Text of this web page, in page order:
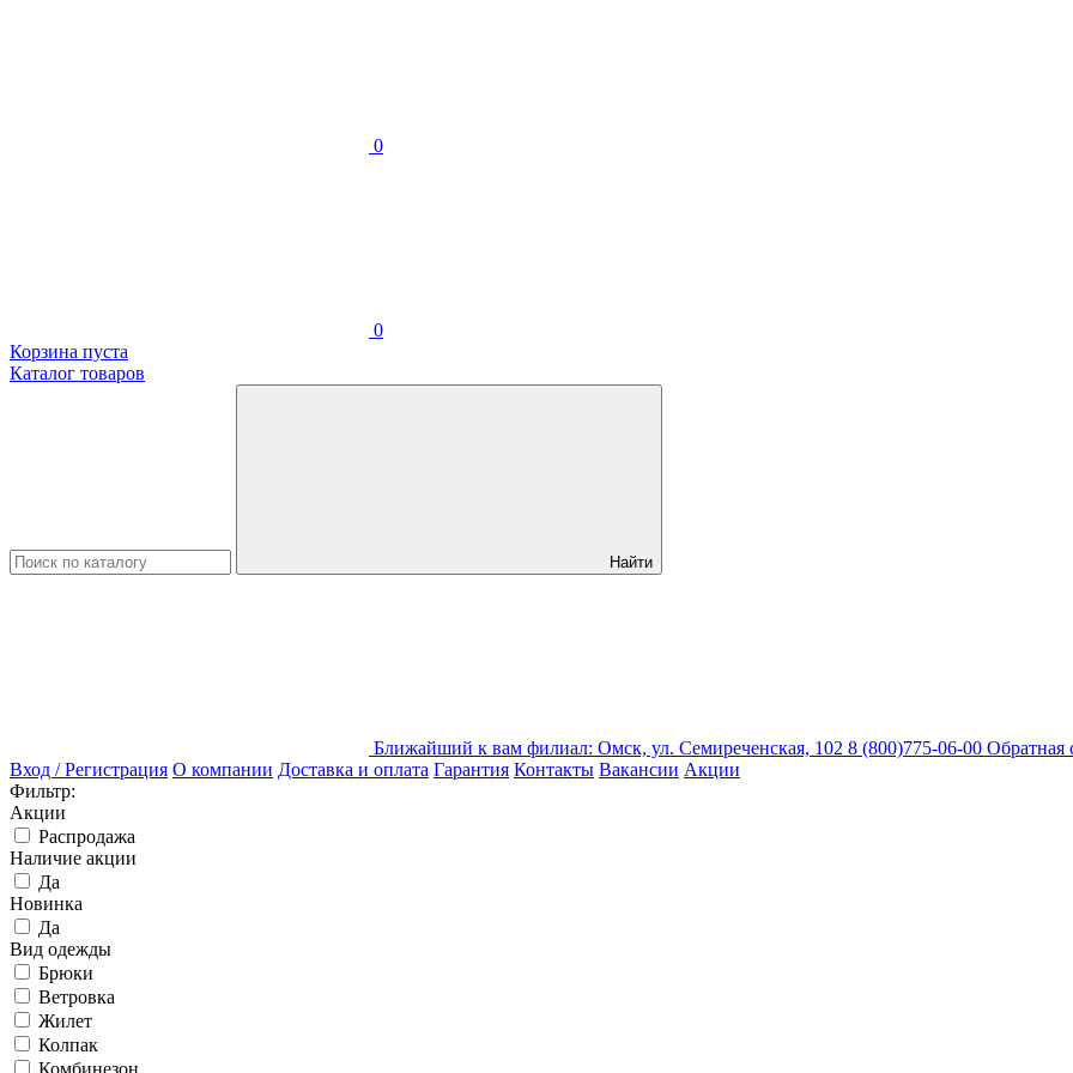
0
0
Корзина пуста
Каталог товаров
Найти
Ближайший к вам филиал: Омск, ул. Семиреченская, 102 8 (800)775-06-00 Обратная
Вход / Регистрация О компании Доставка и оплата Гарантия Контакты Вакансии Акции
Фильтр:
Акции
Распродажа
Наличие акции
Да
Новинка
Да
Вид одежды
Брюки
Ветровка
Жилет
Колпак
Комбинезон